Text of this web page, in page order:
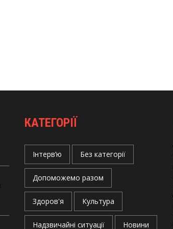
КАТЕГОРІЇ
Інтерв’ю Без категорії
Допоможемо разом
Здоров'я Культура
Надзвичайні ситуації Новини